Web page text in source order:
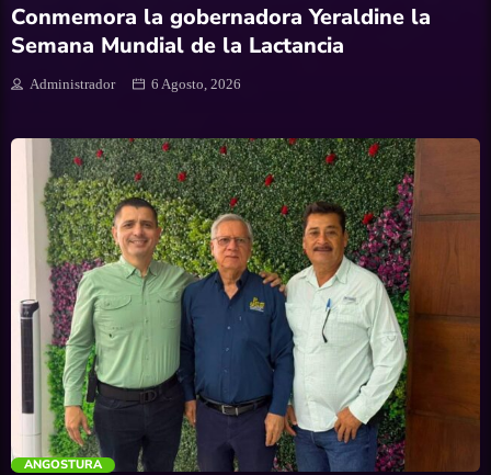
Conmemora la gobernadora Yeraldine la
Semana Mundial de la Lactancia
Administrador 6 Agosto, 2026
trending_flat
ANGOSTURA